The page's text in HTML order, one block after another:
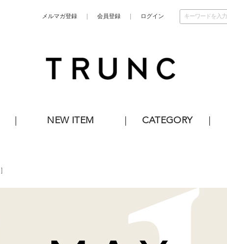
メルマガ登録 会員登録 ログイン
NEW ITEM CATEGORY